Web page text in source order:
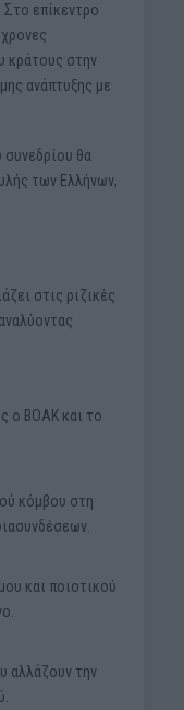
επίκεντρο
κράτους στην
ανάπτυξης με
συνεδρίου θα
των Ελλήνων,
στις ριζικές
ο ΒΟΑΚ και το
κόμβου στη
και ποιοτικού
αλλάζουν την